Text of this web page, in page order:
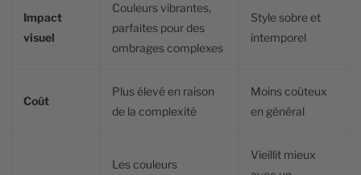
Impact
visuel
Couleurs vibrantes,
parfaites pour des
ombrages complexes
Style sobre et
intemporel
Coût
Plus élevé en raison
de la complexité
Moins coûteux
en général
Les couleurs
Vieillit mieux